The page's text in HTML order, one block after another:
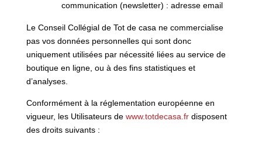
communication (newsletter) : adresse email
Le Conseil Collégial de Tot de casa ne commercialise
pas vos données personnelles qui sont donc
uniquement utilisées par nécessité liées au service de
boutique en ligne, ou à des fins statistiques et
d’analyses.
Conformément à la réglementation européenne en
vigueur, les Utilisateurs de www.totdecasa.frdisposent
des droits suivants :